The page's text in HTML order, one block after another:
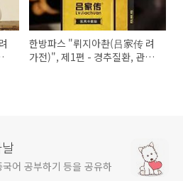
한방파스 "뤼지아촨(吕家传 려
가전)", 제1편 - 경추질환, 관절
어 공부하기 등을 공유하